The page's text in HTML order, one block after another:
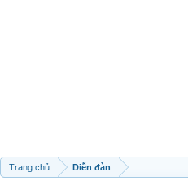
Trang chủ Diễn đàn